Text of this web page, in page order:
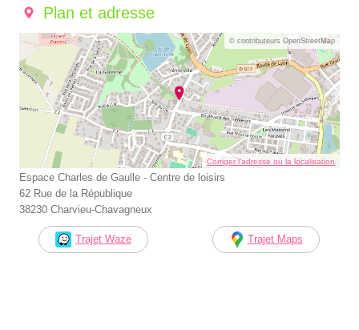
Plan et adresse
© contributeurs OpenStreetMap
Corriger l’adresse ou la localisation
Espace Charles de Gaulle - Centre de loisirs
62 Rue de la République
38230 Charvieu-Chavagneux
Trajet Waze Trajet Maps